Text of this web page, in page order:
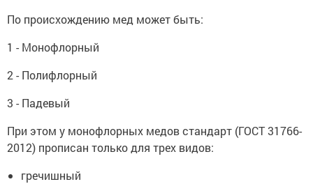
По происхождению мед может быть:
1 - Монофлорный
2 - Полифлорный
3 - Падевый
При этом у монофлорных медов стандарт (ГОСТ 31766-
2012) прописан только для трех видов:
гречишный